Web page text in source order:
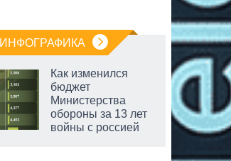
ИНФОГРАФИКА
Как изменился
бюджет
Министерства
обороны за 13 лет
войны с россией